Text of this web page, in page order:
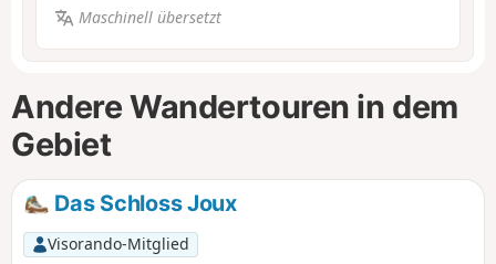
Maschinell übersetzt
Andere Wandertouren in dem
Gebiet
Das Schloss Joux
Visorando-Mitglied